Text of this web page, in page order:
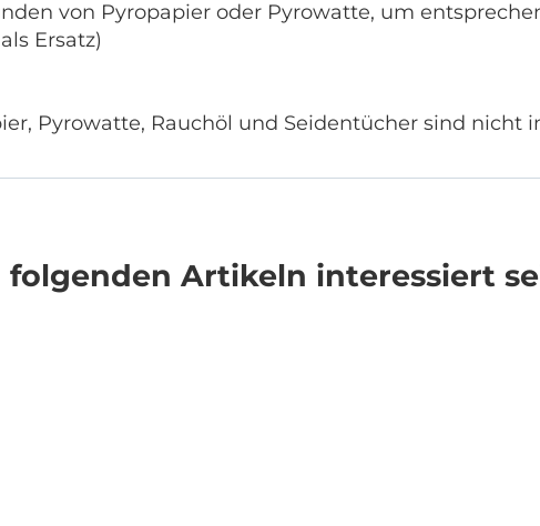
von Pyropapier oder Pyrowatte, um
Ersatz)
Pyrowatte, Rauchöl und Seidentücher sind nicht
folgenden Artikeln interessiert